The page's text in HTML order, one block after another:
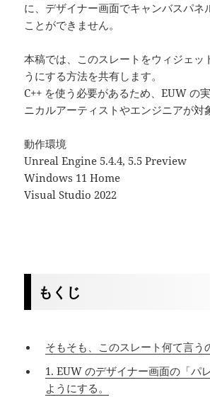
に、デザイナー画面でキャンバスパネ
ことができません。
本稿では、このスレートをウィジェッ
うにする方法を共有します。
C++ を使う必要があるため、EUW の
ニカルアーティストやエンジニアが対
動作環境
Unreal Engine 5.4.4, 5.5 Preview
Windows 11 Home
Visual Studio 2022
もくじ
そもそも、このスレート何て言う
1. EUW のデザイナー画面の「パ
ようにする。